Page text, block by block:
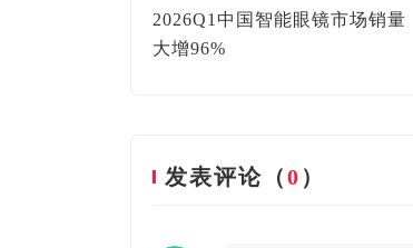
2026Q1中国智能眼镜市场销量
大增96%
发表评论（0 ）